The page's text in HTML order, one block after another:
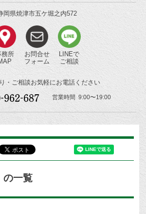
岡県焼津市五ケ堀之内572
務所
お問合せ
フォーム
LINEで
ご相談
・ご相談お気軽にお電話ください
営業時間 9:00〜19:00
の一覧